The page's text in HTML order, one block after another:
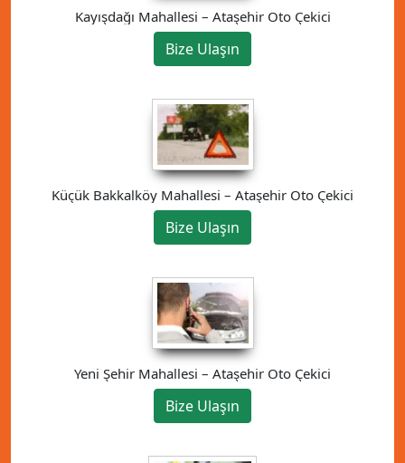
Kayışdağı Mahallesi – Ataşehir Oto Çekici
Bize Ulaşın
Küçük Bakkalköy Mahallesi – Ataşehir Oto Çekici
Bize Ulaşın
Yeni Şehir Mahallesi – Ataşehir Oto Çekici
Bize Ulaşın